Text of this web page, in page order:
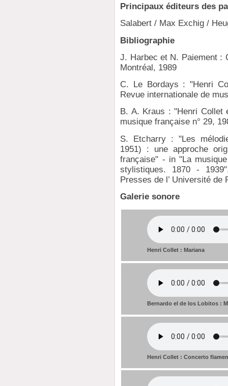
Principaux éditeurs des
Salabert / Max Exchig /
Bibliographie
J. Harbec et N. Paiement :
Montréal, 1989
C. Le Bordays : "Henri
Revue internationale de
B. A. Kraus : "Henri Collet
musique française n° 29,
S. Etcharry : "Les
1951) : une approche
française" - in "La
stylistiques. 1870 -
Presses de l’ Université de
Galerie sonore
Henri Collet : Mariana
Bernardo el de los Lobitos :
Henri Collet : Concerto